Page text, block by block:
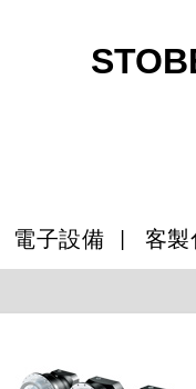
電子設備 客製